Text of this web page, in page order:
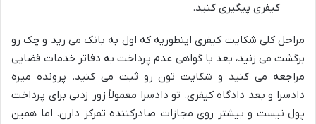
کیفری پیگیری کنید.
مراحل کلی شکایت کیفری اینطوریه که اول به بانک می رید و چک رو
برگشت می زنید، بعد با گواهی عدم پرداخت به دفاتر خدمات قضایی
مراجعه می کنید و شکایت تون رو ثبت می کنید. پرونده میره
دادسرا و بعد دادگاه کیفری. تو دادسرا معمولاً زور زدنی برای پرداخت
پول نیست و بیشتر روی مجازات صادرکننده تمرکز دارن. اما همین